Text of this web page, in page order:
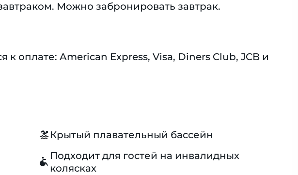
Можно забронировать завтрак.
оплате: American Express, Visa, Diners Club, JCB и
Крытый плавательный бассейн
Подходит для гостей на инвалидных
колясках